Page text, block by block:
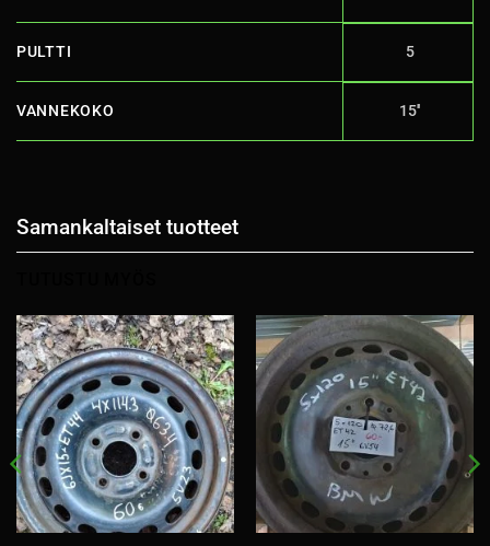
PULTTI 5
VANNEKOKO 15''
Samankaltaiset tuotteet